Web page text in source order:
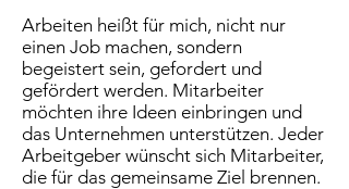
Arbeiten heißt für mich, nicht nur
einen Job machen, sondern
begeistert sein, gefordert und
gefördert werden. Mitarbeiter
möchten ihre Ideen einbringen und
das Unternehmen unterstützen. Jeder
Arbeitgeber wünscht sich Mitarbeiter,
die für das gemeinsame Ziel brennen.